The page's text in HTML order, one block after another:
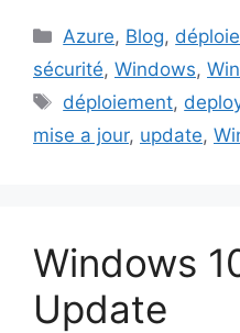
Catégories
Azure, Blog,
sécurité, Windows,
Étiquettes
déploiement,
mise a jour, update,
Windows
Update